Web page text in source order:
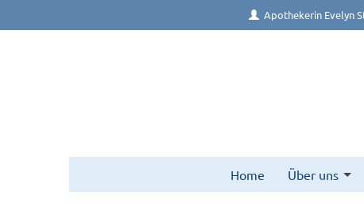
Apothekerin Evelyn
Home Über uns